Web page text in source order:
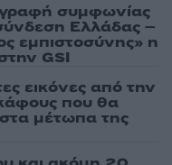
συμφωνίας
Ελλάδας –
εμπιστοσύνης» η
GSI
εικόνες από την
που θα
στα μέτωπα της